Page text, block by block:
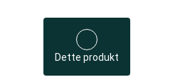
Dette produkt